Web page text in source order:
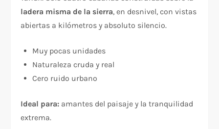
ladera misma de la sierra, en desnivel, con vistas
abiertas a kilómetros y absoluto silencio.
Muy pocas unidades
Naturaleza cruda y real
Cero ruido urbano
Ideal para: amantes del paisaje y la tranquilidad
extrema.